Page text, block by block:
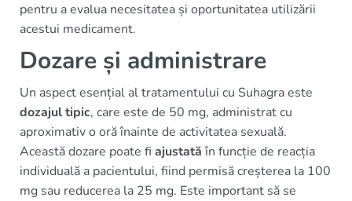
pentru a evalua necesitatea și oportunitatea utilizării
acestui medicament.
Dozare și administrare
Un aspect esențial al tratamentului cu Suhagra este
dozajul tipic, care este de 50 mg, administrat cu
aproximativ o oră înainte de activitatea sexuală.
Această dozare poate fi ajustatăîn funcție de reacția
individuală a pacientului, fiind permisă creșterea la 100
mg sau reducerea la 25 mg. Este important să se